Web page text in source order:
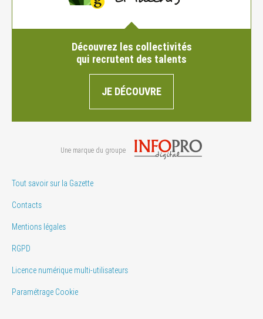
Découvrez les collectivités
qui recrutent des talents
JE DÉCOUVRE
Une marque du groupe
Tout savoir sur la Gazette
Contacts
Mentions légales
RGPD
Licence numérique multi-utilisateurs
Paramétrage Cookie